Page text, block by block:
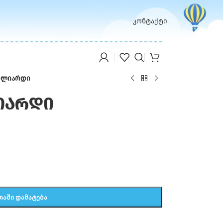
კონტაქტი
ᲓᲐᲛᲐᲢᲔᲑᲐ